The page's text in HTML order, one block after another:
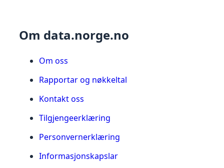
Om data.norge.no
Om oss
Rapportar og nøkkeltal
Kontakt oss
Tilgjengeerklæring
Personvernerklæring
Informasjonskapslar